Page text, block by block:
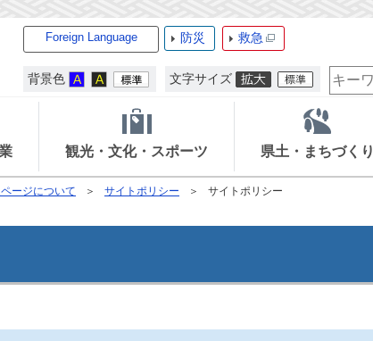
Foreign Language 防災 救急
背景色 文字サイズ
検
索
ー
ー
ド
観光・文化・スポーツ 県土・まちづくり
ージについて サイトポリシー サイトポリシー